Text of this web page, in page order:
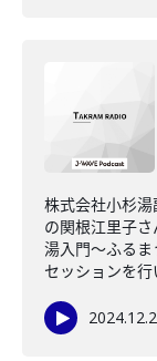
株式会社小杉
の関根江里子
湯入門〜ふる
セッションを